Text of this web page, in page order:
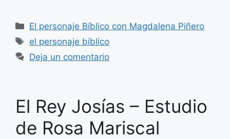
Categorías
El personaje Bíblico con Magdalena Piñero
Etiquetas
el personaje bíblico
Deja un comentario
El Rey Josías – Estudio
de Rosa Mariscal